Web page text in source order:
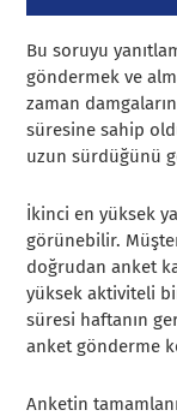
Bu soruyu
göndermek ve
zaman
süresine sahip
uzun sürdüğünü
İkinci en yüksek
görünebilir.
doğrudan anket
yüksek aktiviteli
süresi haftanın
anket gönderme
Anketin